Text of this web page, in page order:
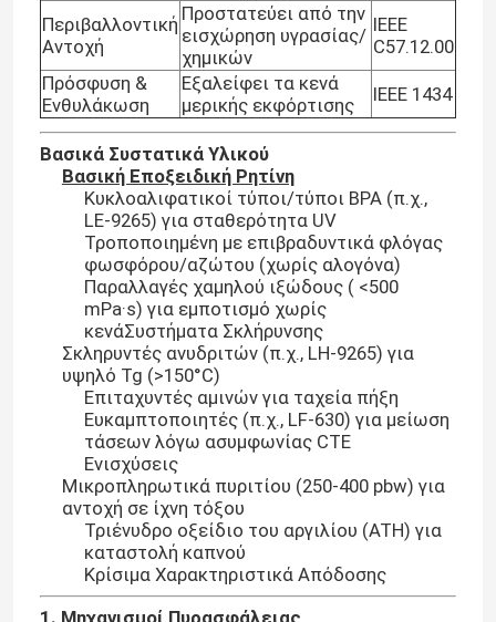
Περιβαλλοντική
Αντοχή
Προστατεύει από την
εισχώρηση υγρασίας/
χημικών
IEEE
C57.12.00
Πρόσφυση &
Ενθυλάκωση
Εξαλείφει τα κενά
μερικής εκφόρτισης
IEEE 1434
Βασικά Συστατικά Υλικού
Βασική Εποξειδική Ρητίνη
Κυκλοαλιφατικοί τύποι/τύποι BPA (π.χ.,
LE-9265) για σταθερότητα UV
Τροποποιημένη με επιβραδυντικά φλόγας
φωσφόρου/αζώτου (χωρίς αλογόνα)
Παραλλαγές χαμηλού ιξώδους ( <500
mPa·s) για εμποτισμό χωρίς
κενάΣυστήματα Σκλήρυνσης
Σκληρυντές ανυδριτών (π.χ., LH-9265) για
υψηλό Tg (>150°C)
Επιταχυντές αμινών για ταχεία πήξη
Ευκαμπτοποιητές (π.χ., LF-630) για μείωση
τάσεων λόγω ασυμφωνίας CTE
Ενισχύσεις
Μικροπληρωτικά πυριτίου (250-400 pbw) για
αντοχή σε ίχνη τόξου
Τριένυδρο οξείδιο του αργιλίου (ATH) για
καταστολή καπνού
Κρίσιμα Χαρακτηριστικά Απόδοσης
1. Μηχανισμοί Πυρασφάλειας